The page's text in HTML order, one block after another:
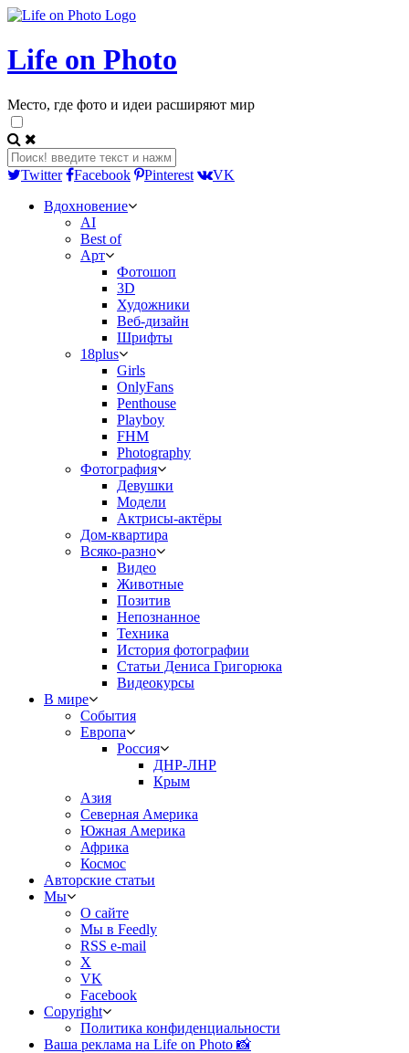
Life on Photo
Место, где фото и идеи расширяют мир
Twitter Facebook Pinterest
VK
Вдохновение
AI
Best of
Арт
Фотошоп
3D
Художники
Веб-дизайн
Шрифты
18plus
Girls
OnlyFans
Penthouse
Playboy
FHM
Photography
Фотография
Девушки
Модели
Актрисы-актёры
Дом-квартира
Всяко-разно
Видео
Животные
Позитив
Непознанное
Техника
История фотографии
Статьи Дениса Григорюка
Видеокурсы
В мире
События
Европа
Россия
ДНР-ЛНР
Крым
Азия
Северная Америка
Южная Америка
Африка
Космос
Авторские статьи
Мы
О сайте
Мы в Feedly
RSS e-mail
X
VK
Facebook
Copyright
Политика конфиденциальности
Ваша реклама на Life on Photo 📸